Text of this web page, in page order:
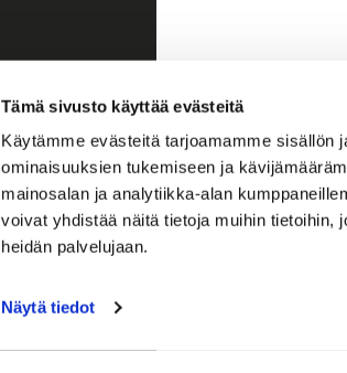
Tämä sivusto käyttää evästeitä
Käytämme evästeitä tarjoamamme sisällön
ominaisuuksien tukemiseen ja
mainosalan ja analytiikka-alan
voivat yhdistää näitä tietoja muihin tietoihin,
heidän palvelujaan.
Näytä tiedot